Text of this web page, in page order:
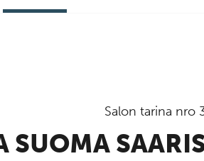
Salon tarina nro
SUOMA